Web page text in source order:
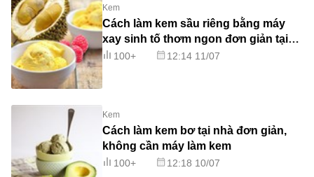
Kem
Cách làm kem sầu riêng bằng máy
xay sinh tố thơm ngon đơn giản tại
nhà100+ 12:14 11/07
Kem
Cách làm kem bơ tại nhà đơn giản,
không cần máy làm kem
100+ 12:18 10/07